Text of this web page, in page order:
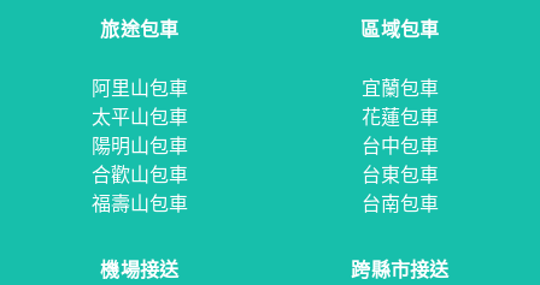
旅途包車
阿里山包車
太平山包車
陽明山包車
合歡山包車
福壽山包車
區域包車
宜蘭包車
花蓮包車
台中包車
台東包車
台南包車
機場接送 跨縣市接送